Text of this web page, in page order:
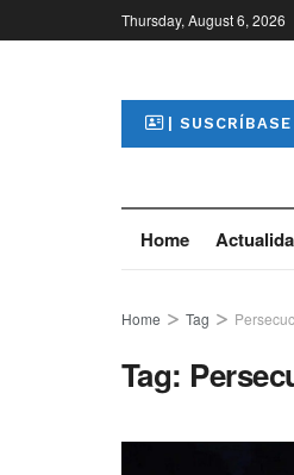
Thursday, August 6, 2026
| SUSCRÍBASE
Home
Home Tag
Tag: